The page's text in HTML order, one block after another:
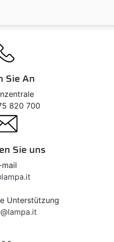
Sie An
820 700
Sie uns
mail
Unterstützung